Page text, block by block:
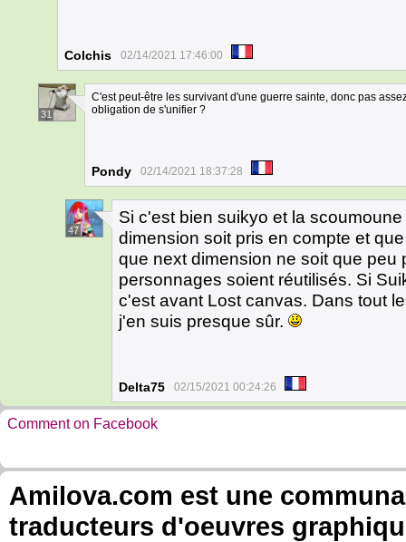
Colchis 02/14/2021 17:46:00
31
C'est peut-être les survivant d'une guerre sainte, donc pas
obligation de s'unifier ?
Pondy 02/14/2021 18:37:28
47
Si c'est bien suikyo et la
dimension soit pris en compte et
que next dimension ne soit que peu
personnages soient réutilisés. Si
c'est avant Lost canvas. Dans tout
j'en suis presque sûr.
Delta75 02/15/2021 00:24:26
Comment on Facebook
Amilova.com est une
traducteurs d'oeuvres